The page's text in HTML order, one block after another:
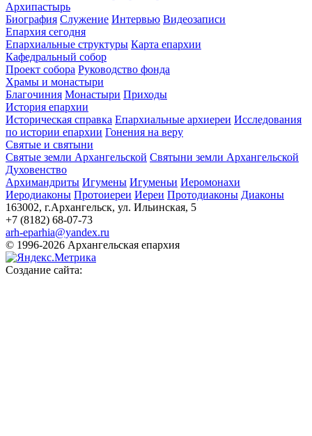
Архипастырь
Биография Служение Интервью Видеозаписи
Епархия сегодня
Епархиальные структуры Карта епархии
Кафедральный собор
Проект собора Руководство фонда
Храмы и монастыри
Благочиния Монастыри Приходы
История епархии
Историческая справка Епархиальные архиереи Исследования
по истории епархии Гонения на веру
Святые и святыни
Святые земли Архангельской Святыни земли Архангельской
Духовенство
Архимандриты Игумены Игуменьи Иеромонахи
Иеродиаконы Протоиереи Иереи Протодиаконы Диаконы
163002, г.Архангельск, ул. Ильинская, 5
+7 (8182) 68-07-73
arh-eparhia@yandex.ru
© 1996-2026 Архангельская епархия
Создание сайта: